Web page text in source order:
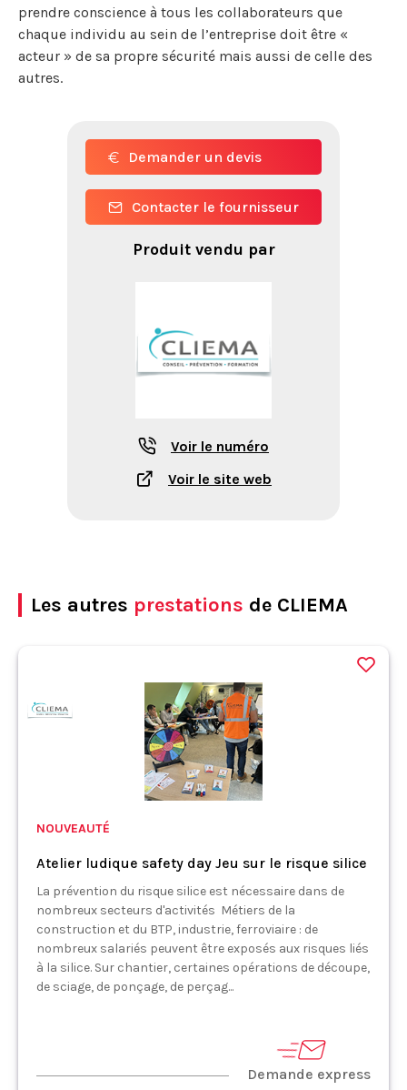
prendre conscience à tous les collaborateurs que
chaque individu au sein de l’entreprise doit être «
acteur » de sa propre sécurité mais aussi de celle des
autres.
Demander un devis
Contacter le fournisseur
Produit vendu par
Voir le numéro
Voir le site web
Les autres prestations de CLIEMA
NOUVEAUTÉ
Atelier ludique safety day Jeu sur le risque silice
La prévention du risque silice est nécessaire dans de
nombreux secteurs d'activités Métiers de la
construction et du BTP, industrie, ferroviaire : de
nombreux salariés peuvent être exposés aux risques liés
à la silice. Sur chantier, certaines opérations de découpe,
de sciage, de ponçage, de perçag...
Demande express